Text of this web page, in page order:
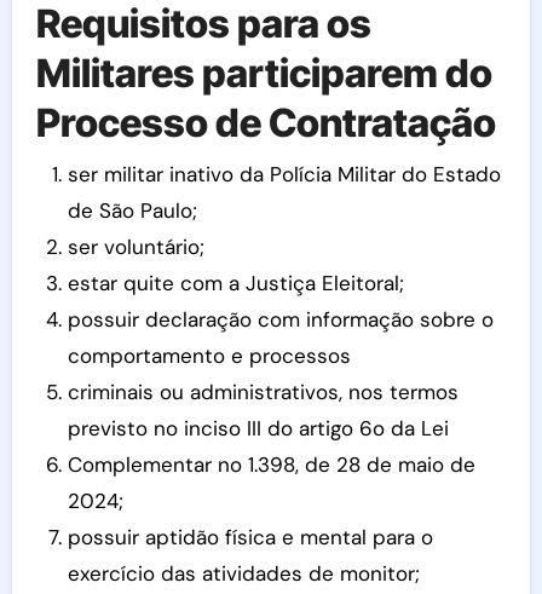
Requisitos para os
Militares participarem do
Processo de Contratação
ser militar inativo da Polícia Militar do Estado
de São Paulo;
ser voluntário;
estar quite com a Justiça Eleitoral;
possuir declaração com informação sobre o
comportamento e processos
criminais ou administrativos, nos termos
previsto no inciso III do artigo 6o da Lei
Complementar no 1.398, de 28 de maio de
2024;
possuir aptidão física e mental para o
exercício das atividades de monitor;